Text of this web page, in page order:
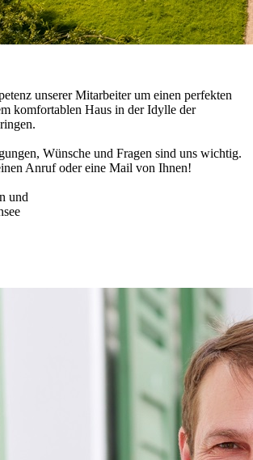
unserer Mitarbeiter um einen perfekten
komfortablen Haus in der Idylle der
Wünsche und Fragen sind uns wichtig.
Anruf oder eine Mail von Ihnen!
und